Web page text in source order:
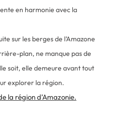
en harmonie avec la
sur les berges de l’Amazone
plan, ne manque pas de
soit, elle demeure avant tout
explorer la région.
la région d’Amazonie.